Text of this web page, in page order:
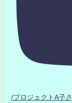
/プロジェクトA子